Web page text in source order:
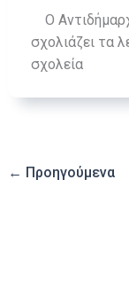
Ο
σχολιάζει τα
σχολεία
← Προηγούμενα